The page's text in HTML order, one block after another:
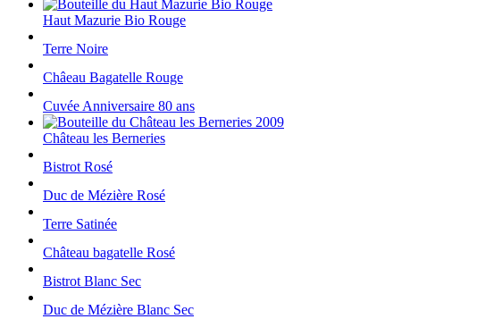
Haut Mazurie Bio Rouge
Terre Noire
Châeau Bagatelle Rouge
Cuvée Anniversaire 80 ans
Château les Berneries
Bistrot Rosé
Duc de Mézière Rosé
Terre Satinée
Château bagatelle Rosé
Bistrot Blanc Sec
Duc de Mézière Blanc Sec